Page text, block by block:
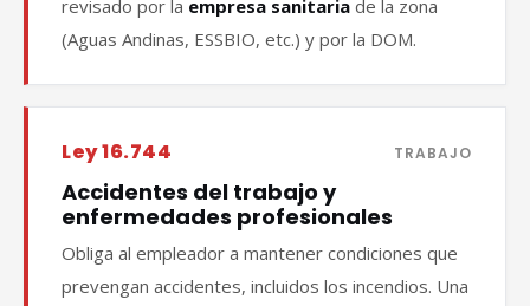
revisado por la empresa sanitaria de la zona
(Aguas Andinas, ESSBIO, etc.) y por la DOM.
Ley 16.744 TRABAJO
Accidentes del trabajo y
enfermedades profesionales
Obliga al empleador a mantener condiciones que
prevengan accidentes, incluidos los incendios. Una